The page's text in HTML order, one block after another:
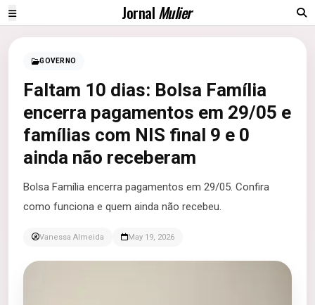
JornalMulier
GOVERNO
Faltam 10 dias: Bolsa Família
encerra pagamentos em 29/05 e
famílias com NIS final 9 e 0
ainda não receberam
Bolsa Família encerra pagamentos em 29/05. Confira
como funciona e quem ainda não recebeu.
Vanessa Almeida May 19, 2026